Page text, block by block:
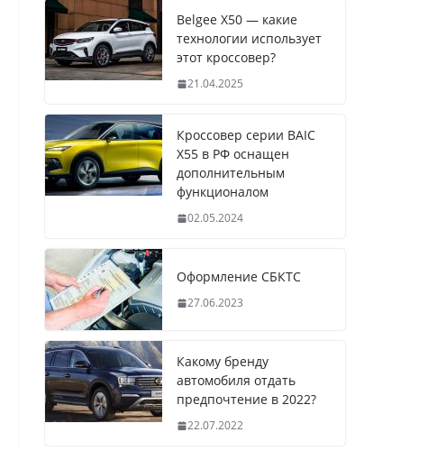
Belgee X50 — какие
технологии использует
этот кроссовер?
21.04.2025
Кроссовер серии BAIC
X55 в РФ оснащен
дополнительным
функционалом
02.05.2024
Оформление СБКТС
27.06.2023
Какому бренду
автомобиля отдать
предпочтение в 2022?
22.07.2022